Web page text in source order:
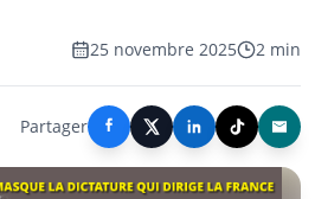
25 novembre 2025 2 min
Partager